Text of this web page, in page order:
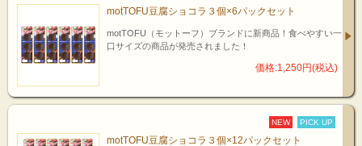
motTOFU豆腐ショコラ３個×6パックセット
motTOFU（モットーフ）ブランドに新商品！食べやすい一
口サイズの商品が発売されました！
価格:1,250円(税込)
NEW PICK UP
motTOFU豆腐ショコラ３個×12パックセット